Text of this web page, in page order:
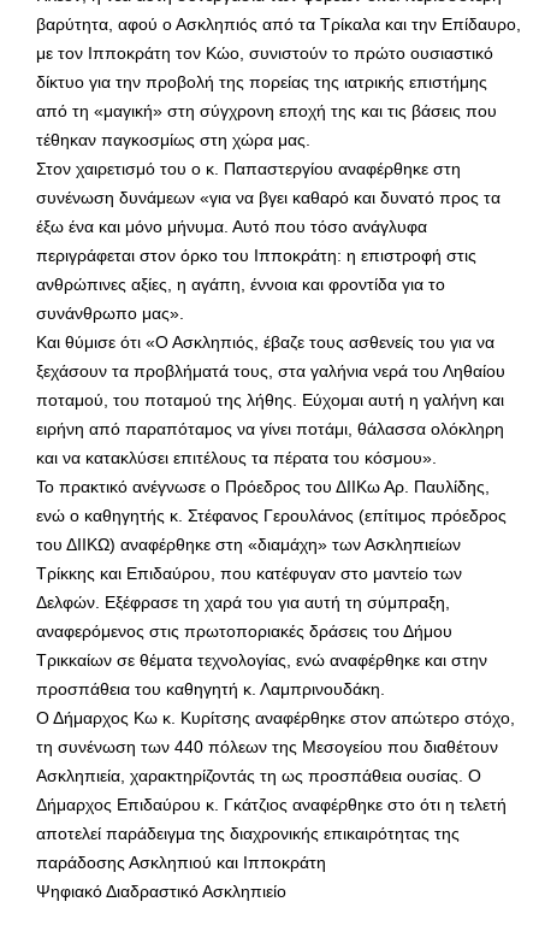
βαρύτητα, αφού ο Ασκληπιός από τα Τρίκαλα και την Επίδαυρο,
με τον Ιπποκράτη τον Κώο, συνιστούν το πρώτο ουσιαστικό
δίκτυο για την προβολή της πορείας της ιατρικής επιστήμης
από τη «μαγική» στη σύγχρονη εποχή της και τις βάσεις που
τέθηκαν παγκοσμίως στη χώρα μας.
Στον χαιρετισμό του ο κ. Παπαστεργίου αναφέρθηκε στη
συνένωση δυνάμεων «για να βγει καθαρό και δυνατό προς τα
έξω ένα και μόνο μήνυμα. Αυτό που τόσο ανάγλυφα
περιγράφεται στον όρκο του Ιπποκράτη: η επιστροφή στις
ανθρώπινες αξίες, η αγάπη, έννοια και φροντίδα για το
συνάνθρωπο μας».
Και θύμισε ότι «Ο Ασκληπιός, έβαζε τους ασθενείς του για να
ξεχάσουν τα προβλήματά τους, στα γαλήνια νερά του Ληθαίου
ποταμού, του ποταμού της λήθης. Εύχομαι αυτή η γαλήνη και
ειρήνη από παραπόταμος να γίνει ποτάμι, θάλασσα ολόκληρη
και να κατακλύσει επιτέλους τα πέρατα του κόσμου».
Το πρακτικό ανέγνωσε ο Πρόεδρος του ΔΙΙΚω Αρ. Παυλίδης,
ενώ ο καθηγητής κ. Στέφανος Γερουλάνος (επίτιμος πρόεδρος
του ΔΙΙΚΩ) αναφέρθηκε στη «διαμάχη» των Ασκληπιείων
Τρίκκης και Επιδαύρου, που κατέφυγαν στο μαντείο των
Δελφών. Εξέφρασε τη χαρά του για αυτή τη σύμπραξη,
αναφερόμενος στις πρωτοποριακές δράσεις του Δήμου
Τρικκαίων σε θέματα τεχνολογίας, ενώ αναφέρθηκε και στην
προσπάθεια του καθηγητή κ. Λαμπρινουδάκη.
Ο Δήμαρχος Κω κ. Κυρίτσης αναφέρθηκε στον απώτερο στόχο,
τη συνένωση των 440 πόλεων της Μεσογείου που διαθέτουν
Ασκληπιεία, χαρακτηρίζοντάς τη ως προσπάθεια ουσίας. Ο
Δήμαρχος Επιδαύρου κ. Γκάτζιος αναφέρθηκε στο ότι η τελετή
αποτελεί παράδειγμα της διαχρονικής επικαιρότητας της
παράδοσης Ασκληπιού και Ιπποκράτη
Ψηφιακό Διαδραστικό Ασκληπιείο